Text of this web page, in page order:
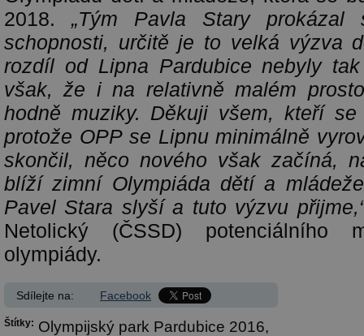
2018. „Tým Pavla Stary prokázal
schopnosti, určitě je to velká výzva
rozdíl od Lipna Pardubice nebyly
však, že i na relativně malém
hodně muziky. Děkuji všem, kteří
protože OPP se Lipnu minimálně
skončil, něco nového však začíná,
blíží zimní Olympiáda dětí a
Pavel Stara slyší a tuto výzvu
Netolický (ČSSD) potenciálního
olympiády.
Sdílejte na: Facebook
Štítky: Olympijský park Pardubice 2016,